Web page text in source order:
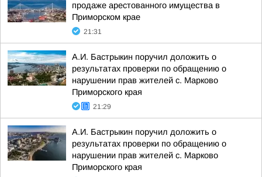
продаже арестованного имущества в
Приморском крае
21:31
А.И. Бастрыкин поручил доложить о
результатах проверки по обращению о
нарушении прав жителей с. Марково
Приморского края
21:29
А.И. Бастрыкин поручил доложить о
результатах проверки по обращению о
нарушении прав жителей с. Марково
Приморского края